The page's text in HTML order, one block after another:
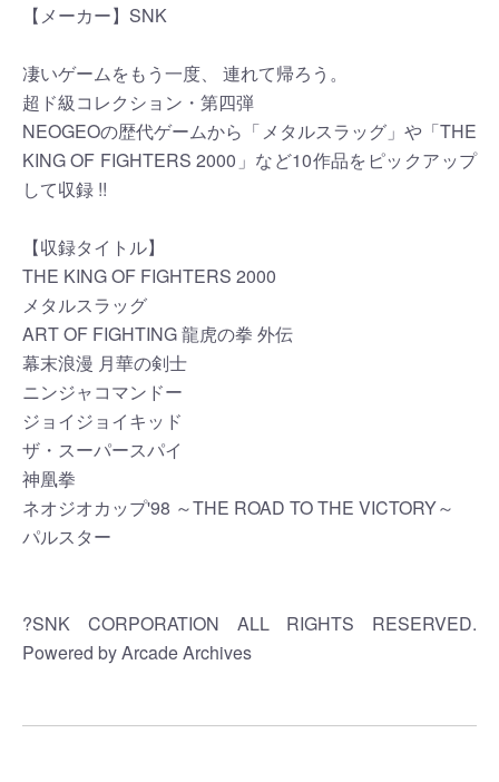
【メーカー】SNK
凄いゲームをもう一度、 連れて帰ろう。
超ド級コレクション・第四弾
NEOGEOの歴代ゲームから「メタルスラッグ」や「THE
KING OF FIGHTERS 2000」など10作品をピックアップ
して収録 !!
【収録タイトル】
THE KING OF FIGHTERS 2000
メタルスラッグ
ART OF FIGHTING 龍虎の拳 外伝
幕末浪漫 月華の剣士
ニンジャコマンドー
ジョイジョイキッド
ザ・スーパースパイ
神凰拳
ネオジオカップ'98 ～THE ROAD TO THE VICTORY～
パルスター
?SNK CORPORATION ALL RIGHTS RESERVED.
Powered by Arcade Archives